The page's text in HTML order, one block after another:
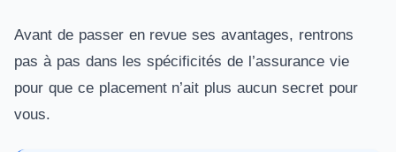
Avant de passer en revue ses avantages, rentrons
pas à pas dans les spécificités de l’assurance vie
pour que ce placement n’ait plus aucun secret pour
vous.